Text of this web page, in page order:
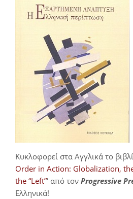
Κυκλοφορεί στα Αγγλικά το
Order in Action: Globalization,
the “Left”‘ από τον Progressive
Ελληνικά!